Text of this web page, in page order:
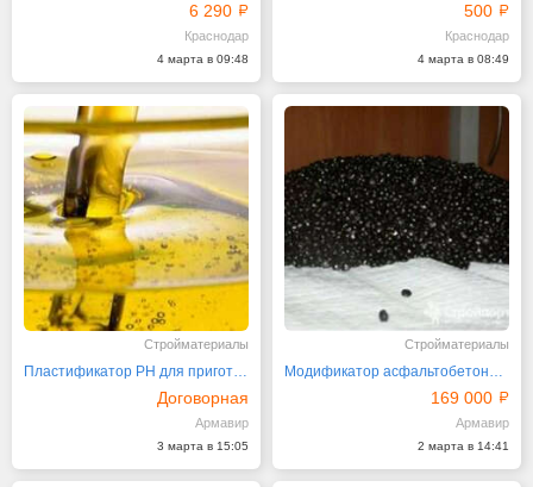
6 290
Краснодар
4 марта в 09:48
500
Краснодар
4 марта в 08:49
Стройматериалы
Пластификатор РН для приготовления ПБВ
Договорная
Армавир
3 марта в 15:05
Стройматериалы
Модификатор асфальтобетона РТЭП
169 000
Армавир
2 марта в 14:41